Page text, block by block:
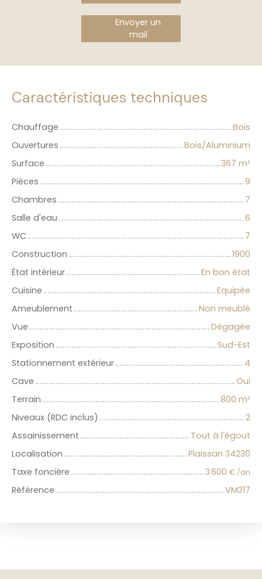
Envoyer un
mail
Caractéristiques techniques
Chauffage
Bois
Ouvertures
Bois/Aluminium
Surface
367 m²
Pièces
9
Chambres
7
Salle d'eau
6
WC
7
Construction
1900
État intérieur
En bon état
Cuisine
Equipée
Ameublement
Non meublé
Vue
Dégagée
Exposition
Sud-Est
Stationnement extérieur
4
Cave
Oui
Terrain
800 m²
Niveaux (RDC inclus)
2
Assainissement
Tout à l'égout
Localisation
Plaissan 34230
Taxe foncière
3 600 € /an
Référence VM317